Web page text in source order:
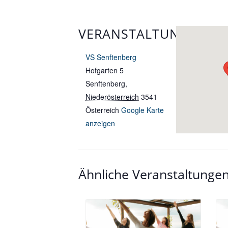
VERANSTALTUNGSORT
VS Senftenberg
Hofgarten 5
Senftenberg,
Niederösterreich 3541
Österreich Google Karte
anzeigen
Ähnliche